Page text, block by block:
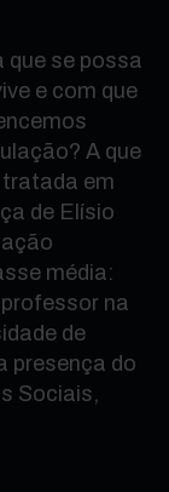
que se possa
e com que
A que
tratada em
de Elísio
média:
na
de
presença do
Sociais,